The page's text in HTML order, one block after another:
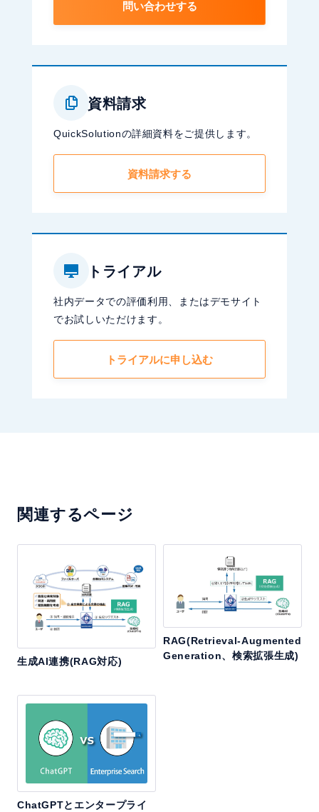
問い合わせする
資料請求
QuickSolutionの詳細資料をご提供します。
資料請求する
トライアル
社内データでの評価利用、またはデモサイト
でお試しいただけます。
トライアルに申し込む
関連するページ
生成AI連携(RAG対応)
RAG(Retrieval-Augmented
Generation、検索拡張生成)
ChatGPTとエンタープライ